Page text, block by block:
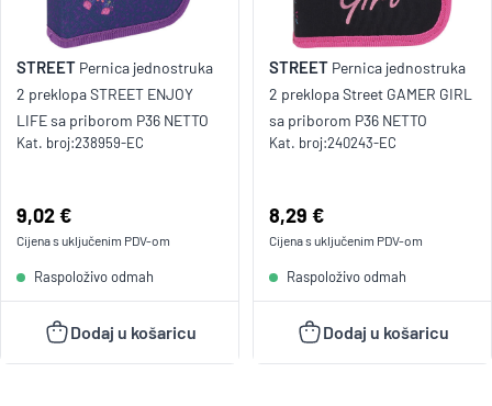
STREET Pernica jednostruka
2 preklopa STREET ENJOY
LIFE sa priborom P36 NETTO
Kat. broj:238959-EC
Cijena:
9,02 €
Cijena s uključenim PDV-om
Raspoloživo odmah
Dodaj u košaricu
STREET Pernica jednostruka
2 preklopa Street GAMER GIRL
sa priborom P36 NETTO
Kat. broj:240243-EC
Cijena:
8,29 €
Cijena s uključenim PDV-om
Raspoloživo odmah
Dodaj u košaricu